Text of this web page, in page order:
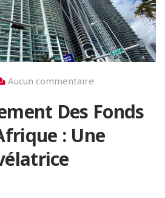
Aucun commentaire
Des Fonds
: Une